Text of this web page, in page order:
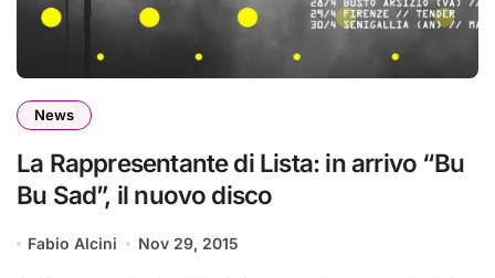
News
La Rappresentante di Lista: in arrivo “Bu
Bu Sad”, il nuovo disco
Fabio Alcini Nov 29, 2015